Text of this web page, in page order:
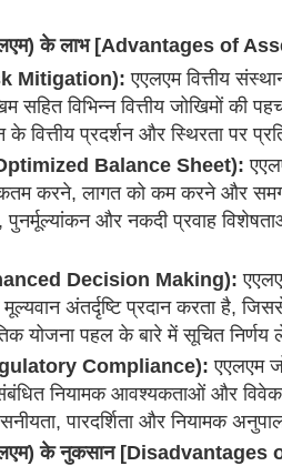
के लाभ [Advantages of
Mitigation): एएलएम वित्तीय
सहित विभिन्न वित्तीय जोखिमों की
वित्तीय प्रदर्शन और स्थिरता पर
Balance Sheet):
करने, लागत को कम करने और
पुनर्मूल्यांकन और नकदी प्रवाह
Decision Making):
अंतर्दृष्टि प्रदान करता है,
योजना पहल के बारे में सूचित निर्णय
Compliance): एएलएम
संबंधित नियामक आवश्यकताओं और
पारदर्शिता और नियामक
के नुकसान